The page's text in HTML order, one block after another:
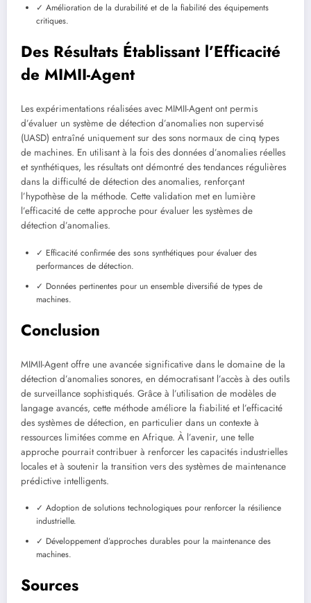
✓ Amélioration de la durabilité et de la fiabilité des équipements
critiques.
Des Résultats Établissant l’Efficacité
de MIMII-Agent
Les expérimentations réalisées avec MIMII-Agent ont permis
d’évaluer un système de détection d’anomalies non supervisé
(UASD) entraîné uniquement sur des sons normaux de cinq types
de machines. En utilisant à la fois des données d’anomalies réelles
et synthétiques, les résultats ont démontré des tendances régulières
dans la difficulté de détection des anomalies, renforçant
l’hypothèse de la méthode. Cette validation met en lumière
l’efficacité de cette approche pour évaluer les systèmes de
détection d’anomalies.
✓ Efficacité confirmée des sons synthétiques pour évaluer des
performances de détection.
✓ Données pertinentes pour un ensemble diversifié de types de
machines.
Conclusion
MIMII-Agent offre une avancée significative dans le domaine de la
détection d’anomalies sonores, en démocratisant l’accès à des outils
de surveillance sophistiqués. Grâce à l’utilisation de modèles de
langage avancés, cette méthode améliore la fiabilité et l’efficacité
des systèmes de détection, en particulier dans un contexte à
ressources limitées comme en Afrique. À l’avenir, une telle
approche pourrait contribuer à renforcer les capacités industrielles
locales et à soutenir la transition vers des systèmes de maintenance
prédictive intelligents.
✓ Adoption de solutions technologiques pour renforcer la résilience
industrielle.
✓ Développement d’approches durables pour la maintenance des
machines.
Sources